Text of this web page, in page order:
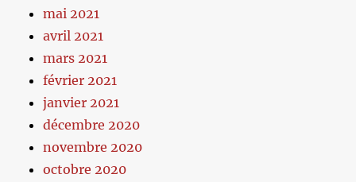
mai 2021
avril 2021
mars 2021
février 2021
janvier 2021
décembre 2020
novembre 2020
octobre 2020